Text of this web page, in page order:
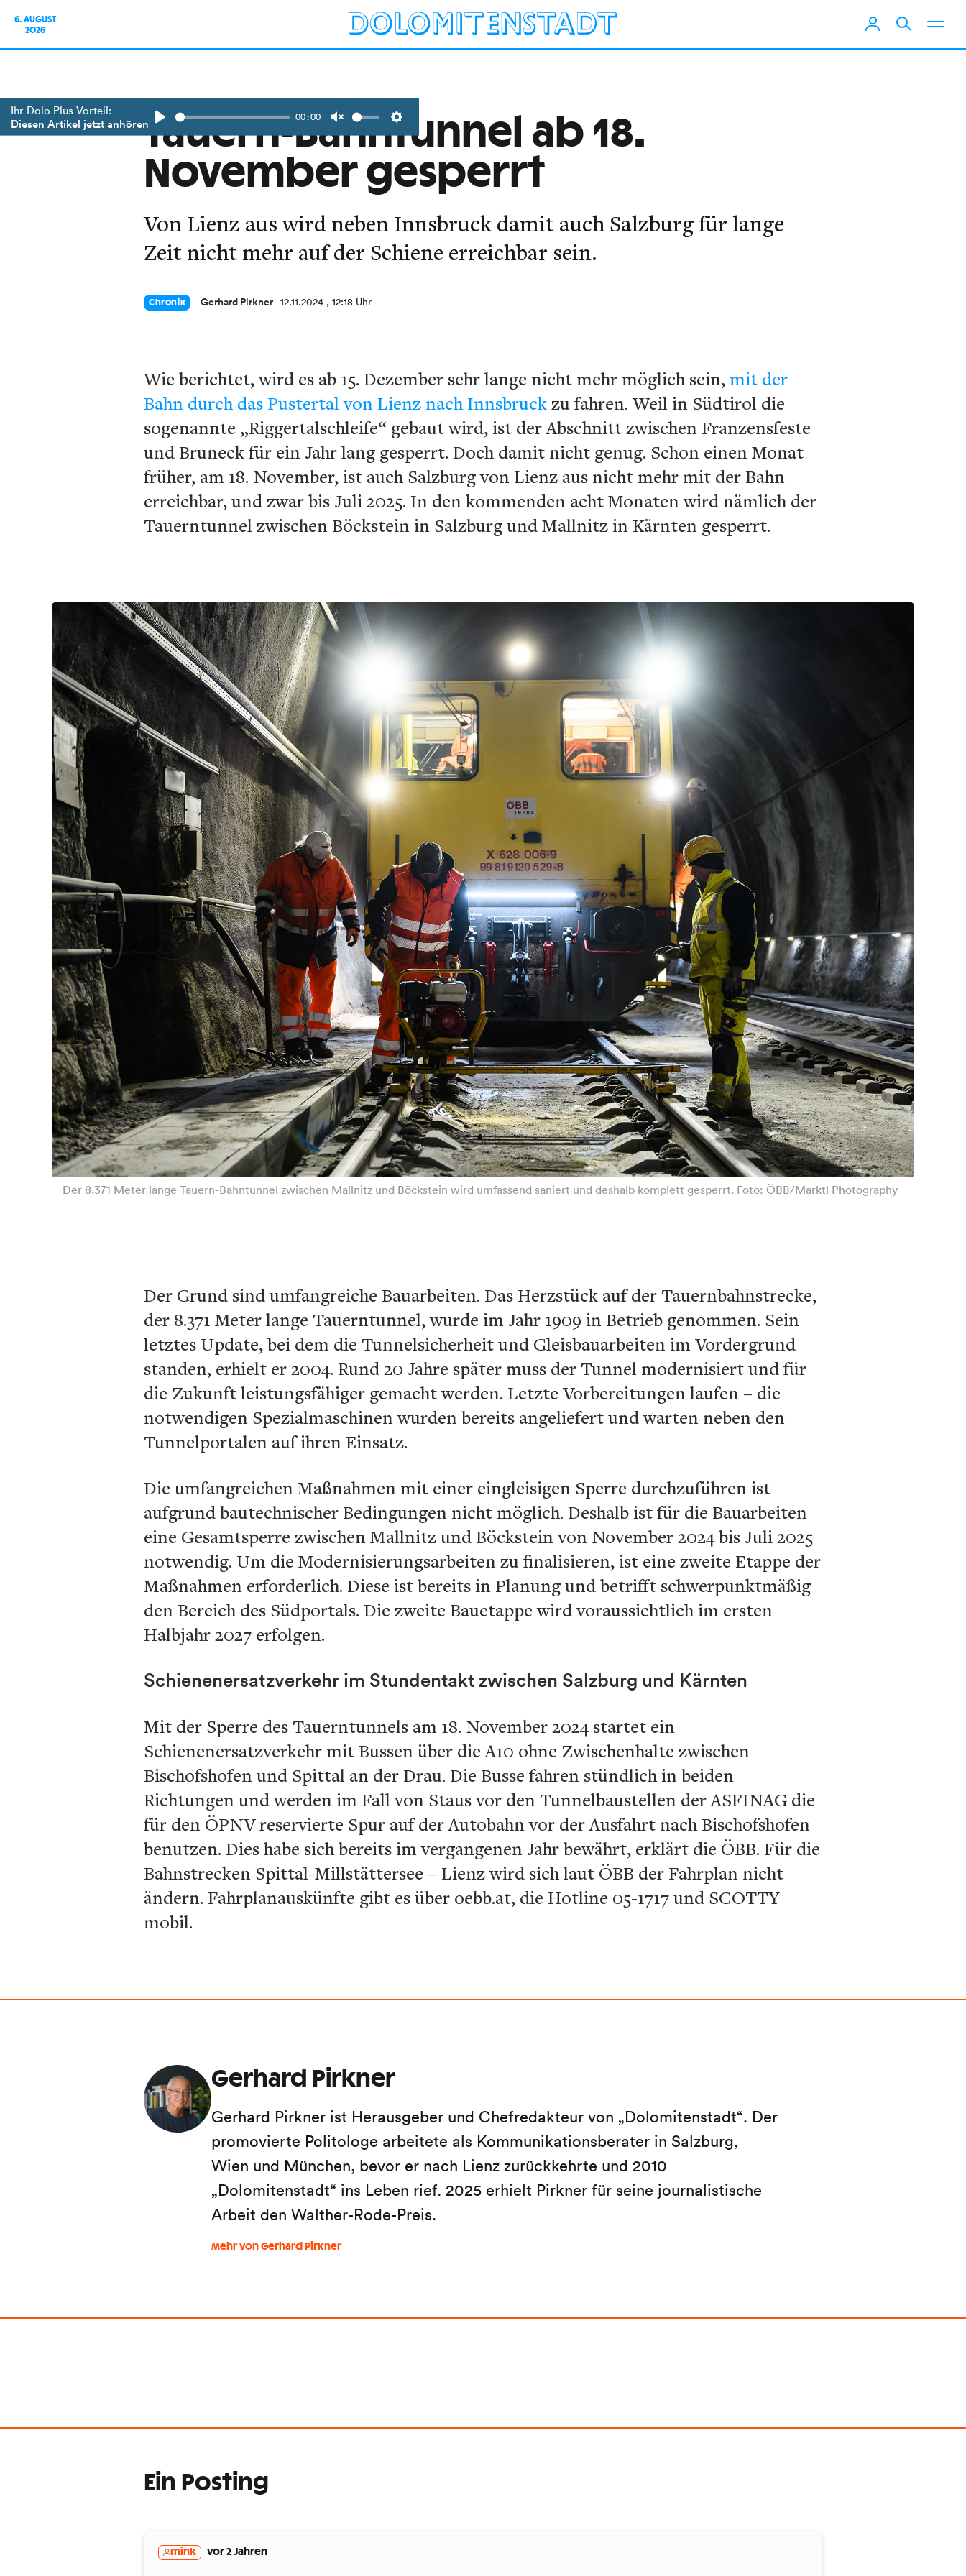
6. AUGUST
2026
Ihr Dolo Plus Vorteil:
Diesen Artikel jetzt anhören
Play
00:00
Unmute Settings
Tauern-Bahntunnel ab 18.
November gesperrt
Von Lienz aus wird neben Innsbruck damit auch Salzburg für lange
Zeit nicht mehr auf der Schiene erreichbar sein.
Chronik Gerhard Pirkner 12.11.2024 , 12:18 Uhr
Wie berichtet, wird es ab 15. Dezember sehr lange nicht mehr möglich sein, mit der
Bahn durch das Pustertal von Lienz nach Innsbruckzu fahren. Weil in Südtirol die
sogenannte „Riggertalschleife“ gebaut wird, ist der Abschnitt zwischen Franzensfeste
und Bruneck für ein Jahr lang gesperrt. Doch damit nicht genug. Schon einen Monat
früher, am 18. November, ist auch Salzburg von Lienz aus nicht mehr mit der Bahn
erreichbar, und zwar bis Juli 2025. In den kommenden acht Monaten wird nämlich der
Tauerntunnel zwischen Böckstein in Salzburg und Mallnitz in Kärnten gesperrt.
Der 8.371 Meter lange Tauern-Bahntunnel zwischen Mallnitz und Böckstein wird umfassend saniert und deshalb komplett gesperrt. Foto: ÖBB/Marktl Photography
Der Grund sind umfangreiche Bauarbeiten. Das Herzstück auf der Tauernbahnstrecke,
der 8.371 Meter lange Tauerntunnel, wurde im Jahr 1909 in Betrieb genommen. Sein
letztes Update, bei dem die Tunnelsicherheit und Gleisbauarbeiten im Vordergrund
standen, erhielt er 2004. Rund 20 Jahre später muss der Tunnel modernisiert und für
die Zukunft leistungsfähiger gemacht werden. Letzte Vorbereitungen laufen – die
notwendigen Spezialmaschinen wurden bereits angeliefert und warten neben den
Tunnelportalen auf ihren Einsatz.
Die umfangreichen Maßnahmen mit einer eingleisigen Sperre durchzuführen ist
aufgrund bautechnischer Bedingungen nicht möglich. Deshalb ist für die Bauarbeiten
eine Gesamtsperre zwischen Mallnitz und Böckstein von November 2024 bis Juli 2025
notwendig. Um die Modernisierungsarbeiten zu finalisieren, ist eine zweite Etappe der
Maßnahmen erforderlich. Diese ist bereits in Planung und betrifft schwerpunktmäßig
den Bereich des Südportals. Die zweite Bauetappe wird voraussichtlich im ersten
Halbjahr 2027 erfolgen.
Schienenersatzverkehr im Stundentakt zwischen Salzburg und Kärnten
Mit der Sperre des Tauerntunnels am 18. November 2024 startet ein
Schienenersatzverkehr mit Bussen über die A10 ohne Zwischenhalte zwischen
Bischofshofen und Spittal an der Drau. Die Busse fahren stündlich in beiden
Richtungen und werden im Fall von Staus vor den Tunnelbaustellen der ASFINAG die
für den ÖPNV reservierte Spur auf der Autobahn vor der Ausfahrt nach Bischofshofen
benutzen. Dies habe sich bereits im vergangenen Jahr bewährt, erklärt die ÖBB. Für die
Bahnstrecken Spittal-Millstättersee – Lienz wird sich laut ÖBB der Fahrplan nicht
ändern. Fahrplanauskünfte gibt es über oebb.at, die Hotline 05-1717 und SCOTTY
mobil.
Gerhard Pirkner
Gerhard Pirkner ist Herausgeber und Chefredakteur von „Dolomitenstadt“. Der
promovierte Politologe arbeitete als Kommunikationsberater in Salzburg,
Wien und München, bevor er nach Lienz zurückkehrte und 2010
„Dolomitenstadt“ ins Leben rief. 2025 erhielt Pirkner für seine journalistische
Arbeit den Walther-Rode-Preis.
Mehr von Gerhard Pirkner
Ein Posting
mink vor 2 Jahren